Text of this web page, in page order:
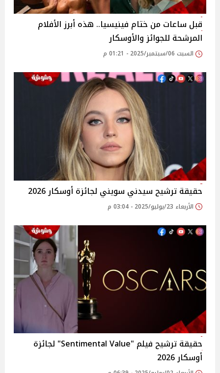
قبل ساعات من ختام فينيسيا.. هذه أبرز الأفلام
المرشحة للجوائز والأوسكار
السبت 06/سبتمبر/2025 - 01:21 م
حقيقة ترشيح سيدني سويني لجائزة أوسكار 2026
الأربعاء 23/يوليو/2025 - 03:04 م
حقيقة ترشيح فيلم "Sentimental Value" لجائزة
أوسكار 2026